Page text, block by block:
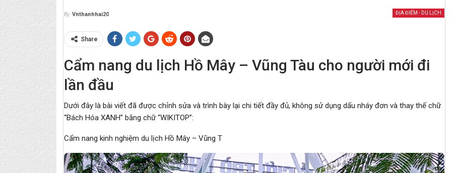
ĐỊA ĐIỂM - DU LỊCH
By Vnthanhhai20
Share
Cẩm nang du lịch Hồ Mây – Vũng Tàu cho người mới đi
lần đầu
Dưới đây là bài viết đã được chỉnh sửa và trình bày lại chi tiết đầy đủ, không sử dụng dấu nháy đơn và thay thế chữ
“Bách Hóa XANH” bằng chữ “WIKITOP”:
Cẩm nang kinh nghiệm du lịch Hồ Mây – Vũng T